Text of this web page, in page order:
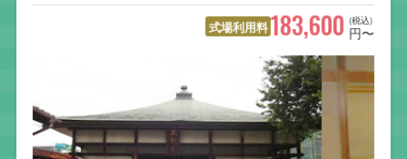
式場利用料 (税込)
183,600 円〜